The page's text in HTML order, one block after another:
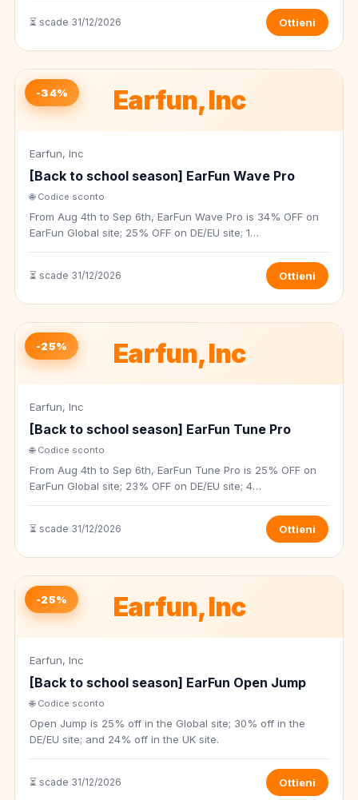
⏳ scade 31/12/2026 Ottieni
Earfun, Inc
-34%
Earfun, Inc
[Back to school season] EarFun Wave Pro
🌐 Codice sconto
From Aug 4th to Sep 6th, EarFun Wave Pro is 34% OFF on
EarFun Global site; 25% OFF on DE/EU site; 1…
⏳ scade 31/12/2026 Ottieni
Earfun, Inc
-25%
Earfun, Inc
[Back to school season] EarFun Tune Pro
🌐 Codice sconto
From Aug 4th to Sep 6th, EarFun Tune Pro is 25% OFF on
EarFun Global site; 23% OFF on DE/EU site; 4…
⏳ scade 31/12/2026 Ottieni
Earfun, Inc
-25%
Earfun, Inc
[Back to school season] EarFun Open Jump
🌐 Codice sconto
Open Jump is 25% off in the Global site; 30% off in the
DE/EU site; and 24% off in the UK site.
⏳ scade 31/12/2026 Ottieni